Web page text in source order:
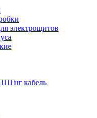
электрощитов
кабель